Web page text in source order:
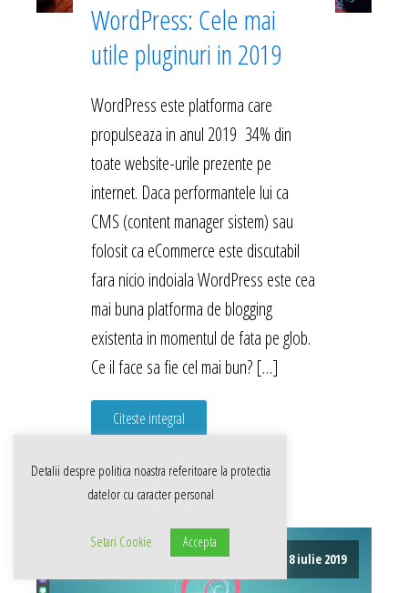
WordPress: Cele mai
utile pluginuri in 2019
WordPress este platforma care
propulseaza in anul 2019 34% din
toate website-urile prezente pe
internet. Daca performantele lui ca
CMS (content manager sistem) sau
folosit ca eCommerce este discutabil
fara nicio indoiala WordPress este cea
mai buna platforma de blogging
existenta in momentul de fata pe glob.
Ce il face sa fie cel mai bun? […]
Citeste integral
8 iulie 2019
Detalii despre politica noastra referitoare la protectia
datelor cu caracter personal
Setari Cookie Accepta